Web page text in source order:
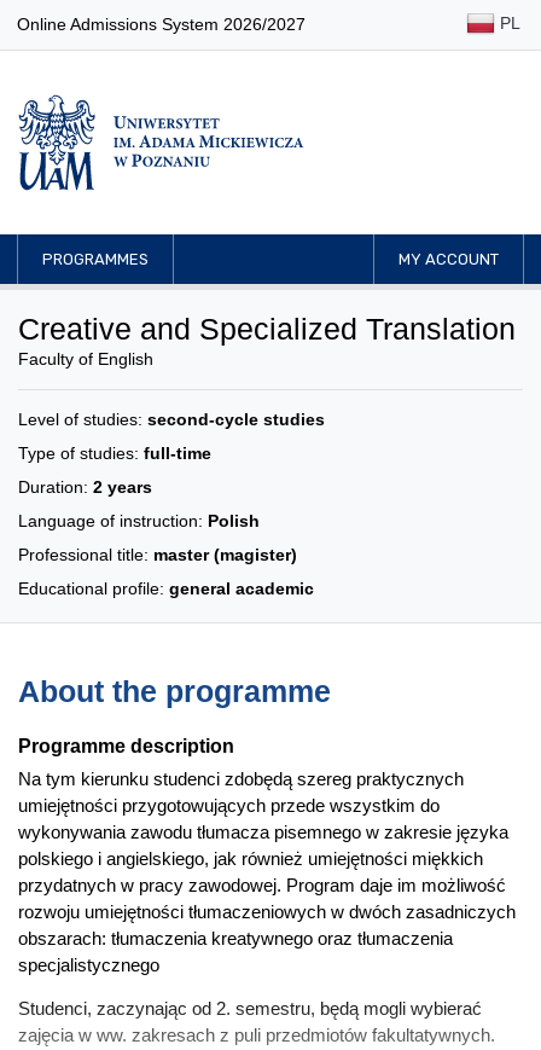
Online Admissions System 2026/2027 PL
PROGRAMMES MY ACCOUNT
Creative and Specialized Translation
Faculty of English
Level of studies: second-cycle studies
Type of studies: full-time
Duration: 2 years
Language of instruction: Polish
Professional title: master (magister)
Educational profile: general academic
About the programme
Programme description
Na tym kierunku studenci zdobędą szereg praktycznych
umiejętności przygotowujących przede wszystkim do
wykonywania zawodu tłumacza pisemnego w zakresie języka
polskiego i angielskiego, jak również umiejętności miękkich
przydatnych w pracy zawodowej. Program daje im możliwość
rozwoju umiejętności tłumaczeniowych w dwóch zasadniczych
obszarach: tłumaczenia kreatywnego oraz tłumaczenia
specjalistycznego
Studenci, zaczynając od 2. semestru, będą mogli wybierać
zajęcia w ww. zakresach z puli przedmiotów fakultatywnych.